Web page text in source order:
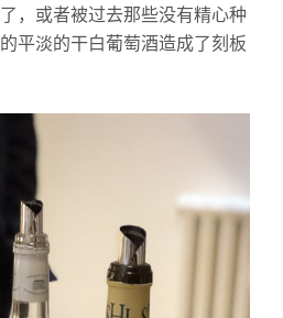
，或者被过去那些没有精心种
平淡的干白葡萄酒造成了刻板